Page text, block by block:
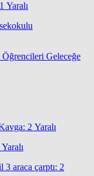
Yaralı
Geleceğe